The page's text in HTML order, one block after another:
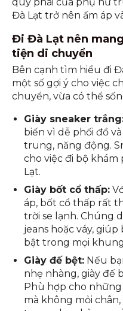
Sự kết hợp giữa váy
không chỉ mang đến
gu thẩm mỹ tinh tế,
quý phái của phụ nữ
Đà Lạt trở nên ấm áp
Đi Đà Lạt nên
tiện di chuyển
Bên cạnh tìm hiểu đi
một số gợi ý cho việc
chuyển, vừa có thể
Giày sneaker
biến vì dễ phối đồ
trung, năng động.
cho việc đi bộ
Lạt.
Giày bốt cổ thấp:
áp, bốt cổ thấp rất
trời se lạnh. Chúng
jeans hoặc váy,
bật trong mọi
Giày đế bệt:Nếu